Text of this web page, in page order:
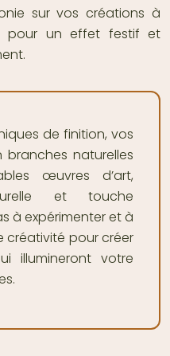
sur vos créations à
pour un effet festif et
de finition, vos
naturelles
œuvres d’art,
et touche
à expérimenter et à
créativité pour créer
illumineront votre